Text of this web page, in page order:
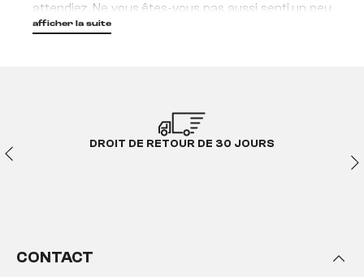
attendiez. Ne vous êtes-vous pas aussi senti un peu
plus heureux que lors de beaucoup d'autres nuits ?
Tabouret d'assise & pouf
confortables, que ce soit pour recevoir des visiteurs
et passer du temps de qualité ensemble dans une
afficher la suite
DROIT DE RETOUR DE 30 JOURS
CONTACT